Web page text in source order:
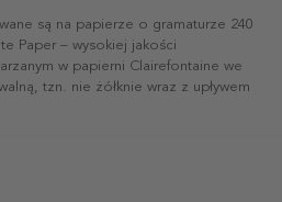
są na papierze o gramaturze 240
Paper – wysokiej jakości
w papierni Clairefontaine we
tzn. nie żółknie wraz z upływem